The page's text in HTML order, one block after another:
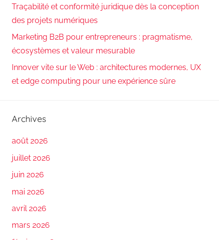
Traçabilité et conformité juridique dès la conception
des projets numériques
Marketing B2B pour entrepreneurs : pragmatisme,
écosystèmes et valeur mesurable
Innover vite sur le Web : architectures modernes, UX
et edge computing pour une expérience sûre
Archives
août 2026
juillet 2026
juin 2026
mai 2026
avril 2026
mars 2026